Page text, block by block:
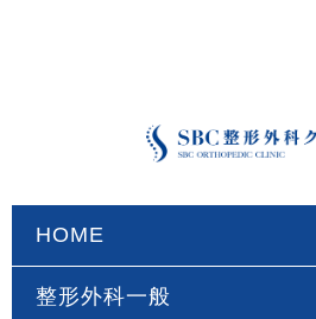
HOME
整形外科一般